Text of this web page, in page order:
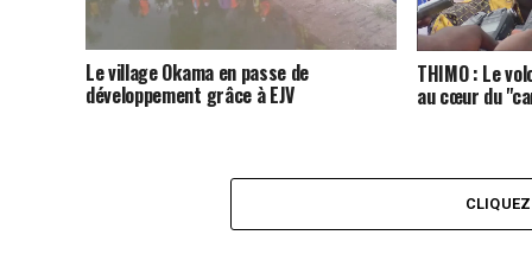
Le village Okama en passe de
développement grâce à EJV
THIMO : Le
au cœur du